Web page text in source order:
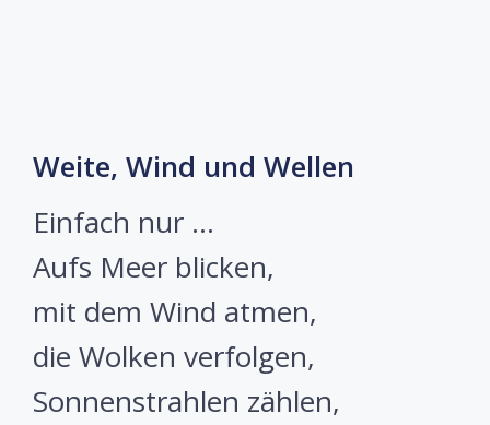
Weite, Wind und Wellen
Einfach nur …
Aufs Meer blicken,
mit dem Wind atmen,
die Wolken verfolgen,
Sonnenstrahlen zählen,